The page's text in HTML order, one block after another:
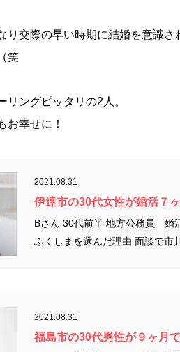
り交際の早い時期に結婚を意識
笑
リングピッタリの2人。
お幸せに！
2021.08.31
伊達市の30代女性が婚活７
Bさん 30代前半 地方公務員 婚
ふくしまを選んだ理由 面談で市
2021.08.31
福島市の30代男性が９ヶ月